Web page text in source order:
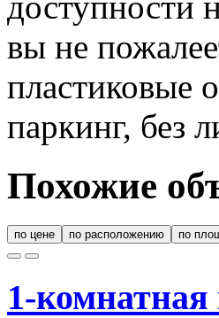
вы не
пластиковые
паркинг, без
Похожие
по цене по расположению по
1-